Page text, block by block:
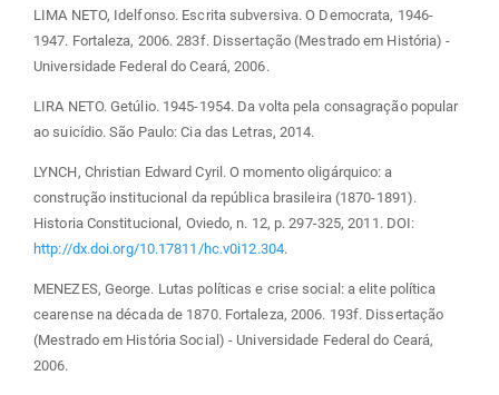
LIMA NETO, Idelfonso. Escrita subversiva. O Democrata, 1946-
1947. Fortaleza, 2006. 283f. Dissertação (Mestrado em História) -
Universidade Federal do Ceará, 2006.
LIRA NETO. Getúlio. 1945-1954. Da volta pela consagração popular
ao suicídio. São Paulo: Cia das Letras, 2014.
LYNCH, Christian Edward Cyril. O momento oligárquico: a
construção institucional da república brasileira (1870-1891).
Historia Constitucional, Oviedo, n. 12, p. 297-325, 2011. DOI:
http://dx.doi.org/10.17811/hc.v0i12.304.
MENEZES, George. Lutas políticas e crise social: a elite política
cearense na década de 1870. Fortaleza, 2006. 193f. Dissertação
(Mestrado em História Social) - Universidade Federal do Ceará,
2006.